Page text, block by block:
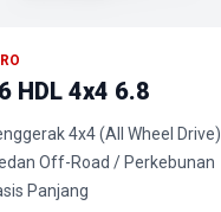
HDL 4x4 6.8
4x4 (All Wheel Drive)
Off-Road / Perkebunan
Panjang